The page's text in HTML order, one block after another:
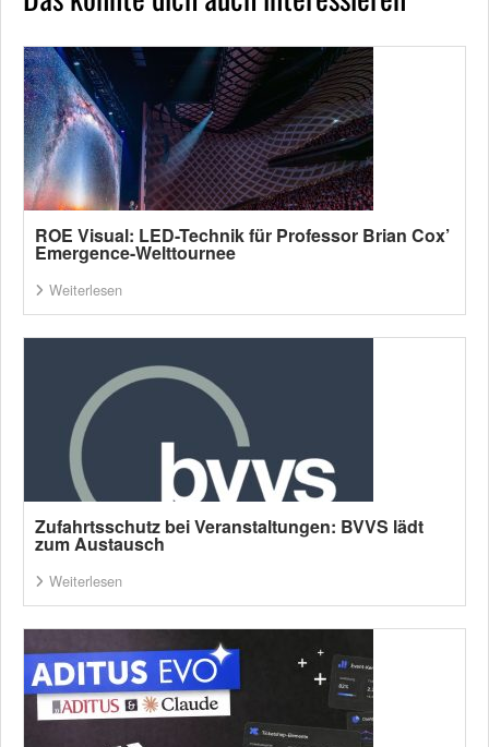
ROE Visual: LED-Technik für Professor Brian Cox’
Emergence-Welttournee
Weiterlesen
Zufahrtsschutz bei Veranstaltungen: BVVS lädt
zum Austausch
Weiterlesen